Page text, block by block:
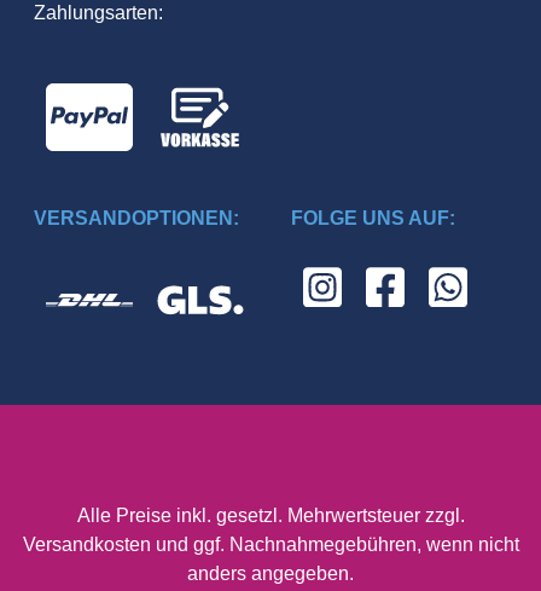
Zahlungsarten:
VERSANDOPTIONEN: FOLGE UNS AUF:
Alle Preise inkl. gesetzl. Mehrwertsteuer zzgl.
Versandkosten und ggf. Nachnahmegebühren, wenn nicht
anders angegeben.